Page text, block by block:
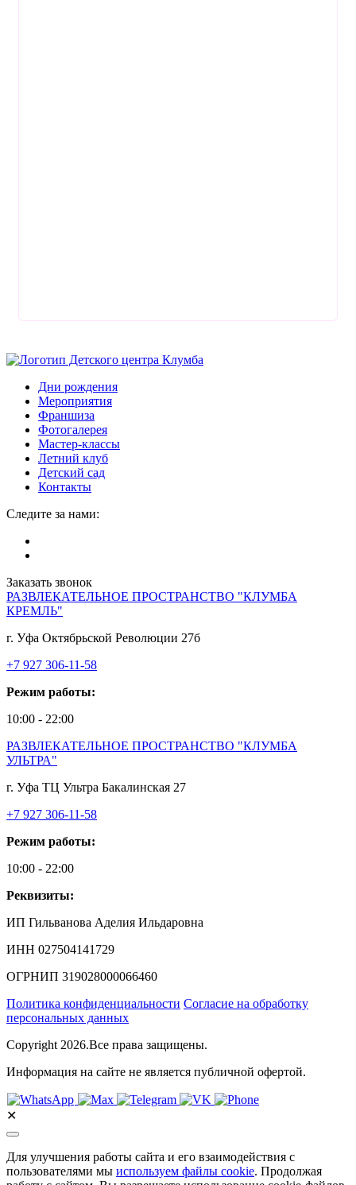
Дни рождения
Мероприятия
Франшиза
Фотогалерея
Мастер-классы
Летний клуб
Детский сад
Контакты
Следите за нами:
Заказать звонок
РАЗВЛЕКАТЕЛЬНОЕ ПРОСТРАНСТВО "КЛУМБА
КРЕМЛЬ"
г. Уфа Октябрьской Революции 27б
+7 927 306-11-58
Режим работы:
10:00 - 22:00
РАЗВЛЕКАТЕЛЬНОЕ ПРОСТРАНСТВО "КЛУМБА
УЛЬТРА"
г. Уфа ТЦ Ультра Бакалинская 27
+7 927 306-11-58
Режим работы:
10:00 - 22:00
Реквизиты:
ИП Гильванова Аделия Ильдаровна⁠
ИНН 027504141729
ОГРНИП 319028000066460
Политика конфиденциальности Согласие на обработку
персональных данных
Copyright 2026.Все права защищены.
Информация на сайте не является публичной офертой.
✕
Для улучшения работы сайта и его взаимодействия с
пользователями мы используем файлы cookie. Продолжая